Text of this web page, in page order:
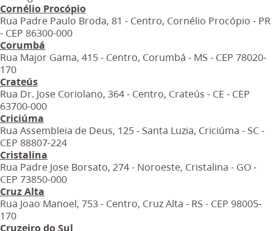
Cornélio Procópio
Rua Padre Paulo Broda, 81 - Centro, Cornélio Procópio - PR
- CEP 86300-000
Corumbá
Rua Major Gama, 415 - Centro, Corumbá - MS - CEP 78020-
170
Crateús
Rua Dr. Jose Coriolano, 364 - Centro, Crateús - CE - CEP
63700-000
Criciúma
Rua Assembleia de Deus, 125 - Santa Luzia, Criciúma - SC -
CEP 88807-224
Cristalina
Rua Padre Jose Borsato, 274 - Noroeste, Cristalina - GO -
CEP 73850-000
Cruz Alta
Rua Joao Manoel, 753 - Centro, Cruz Alta - RS - CEP 98005-
170
Cruzeiro do Sul